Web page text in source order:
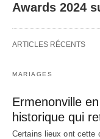
Awards 2024
ARTICLES RÉCENTS
MARIAGES
Ermenonville
historique qui
Certains lieux ont cette